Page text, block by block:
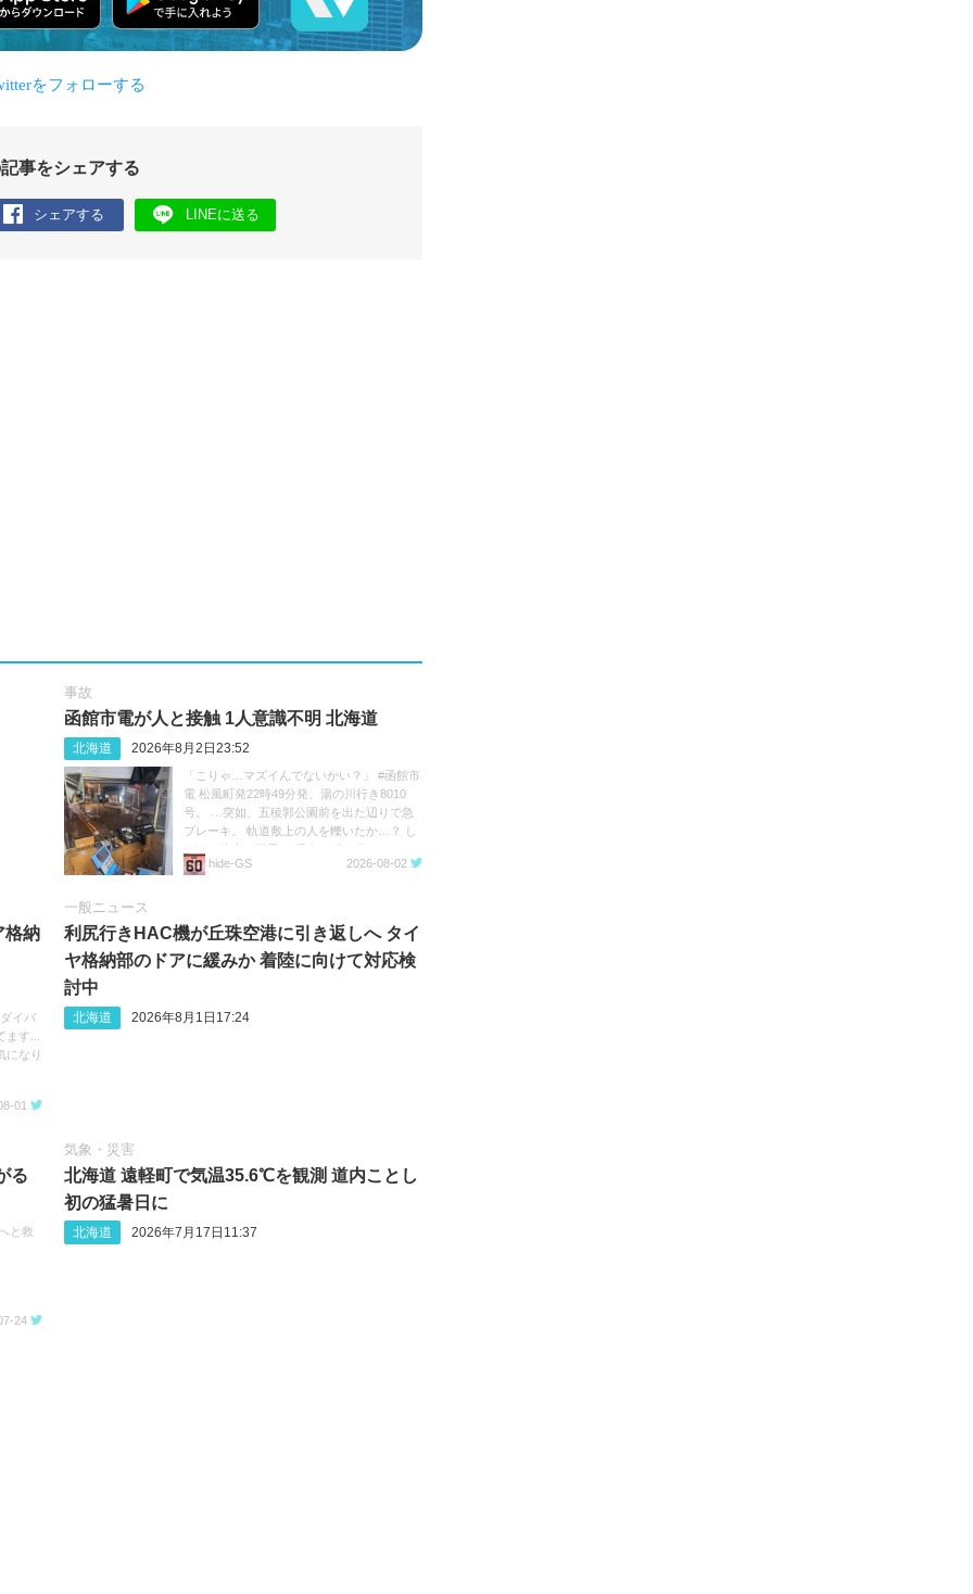
事をシェアする
シェアする LINEに送る
事故
函館市電が人と接触 1人意識不明 北海道
北海道 2026年8月2日23:52
「こりゃ…マズイんでないかい？」 #函館市
電 松風町発22時49分発、湯の川行き8010
号。 …突如、五稜郭公園前を出た辺りで急
ブレーキ。 軌道敷上の人を轢いたか…？ し
ばらく停車の様子。 現在23時20分。
https://t.co/05MHqV1wVQ
hide‐GS 2026-08-02
格納
イバ
す...
になり
01
一般ニュース
利尻行きHAC機が丘珠空港に引き返しへ タイ
ヤ格納部のドアに緩みか 着陸に向けて対応検
討中
北海道 2026年8月1日17:24
る
と救
24
気象・災害
北海道 遠軽町で気温35.6℃を観測 道内ことし
初の猛暑日に
北海道 2026年7月17日11:37